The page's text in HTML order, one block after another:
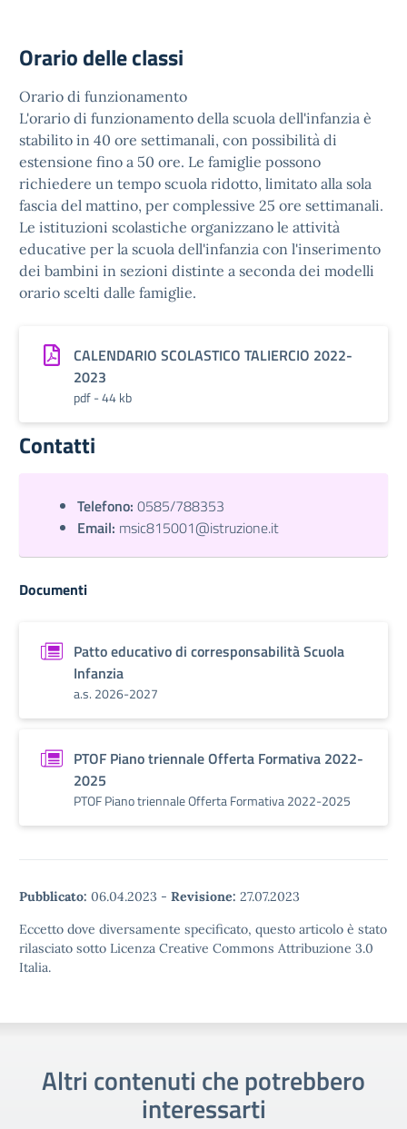
Orario delle classi
Orario di funzionamento
L'orario di funzionamento della scuola dell'infanzia è
stabilito in 40 ore settimanali, con possibilità di
estensione fino a 50 ore. Le famiglie possono
richiedere un tempo scuola ridotto, limitato alla sola
fascia del mattino, per complessive 25 ore settimanali.
Le istituzioni scolastiche organizzano le attività
educative per la scuola dell'infanzia con l'inserimento
dei bambini in sezioni distinte a seconda dei modelli
orario scelti dalle famiglie.
CALENDARIO SCOLASTICO TALIERCIO 2022-
2023
pdf - 44 kb
Contatti
Telefono: 0585/788353
Email: msic815001@istruzione.it
Documenti
Patto educativo di corresponsabilità Scuola
Infanzia
a.s. 2026-2027
PTOF Piano triennale Offerta Formativa 2022-
2025
PTOF Piano triennale Offerta Formativa 2022-2025
Pubblicato: 06.04.2023 - Revisione: 27.07.2023
Eccetto dove diversamente specificato, questo articolo è stato
rilasciato sotto Licenza Creative Commons Attribuzione 3.0
Italia.
Altri contenuti che potrebbero
interessarti